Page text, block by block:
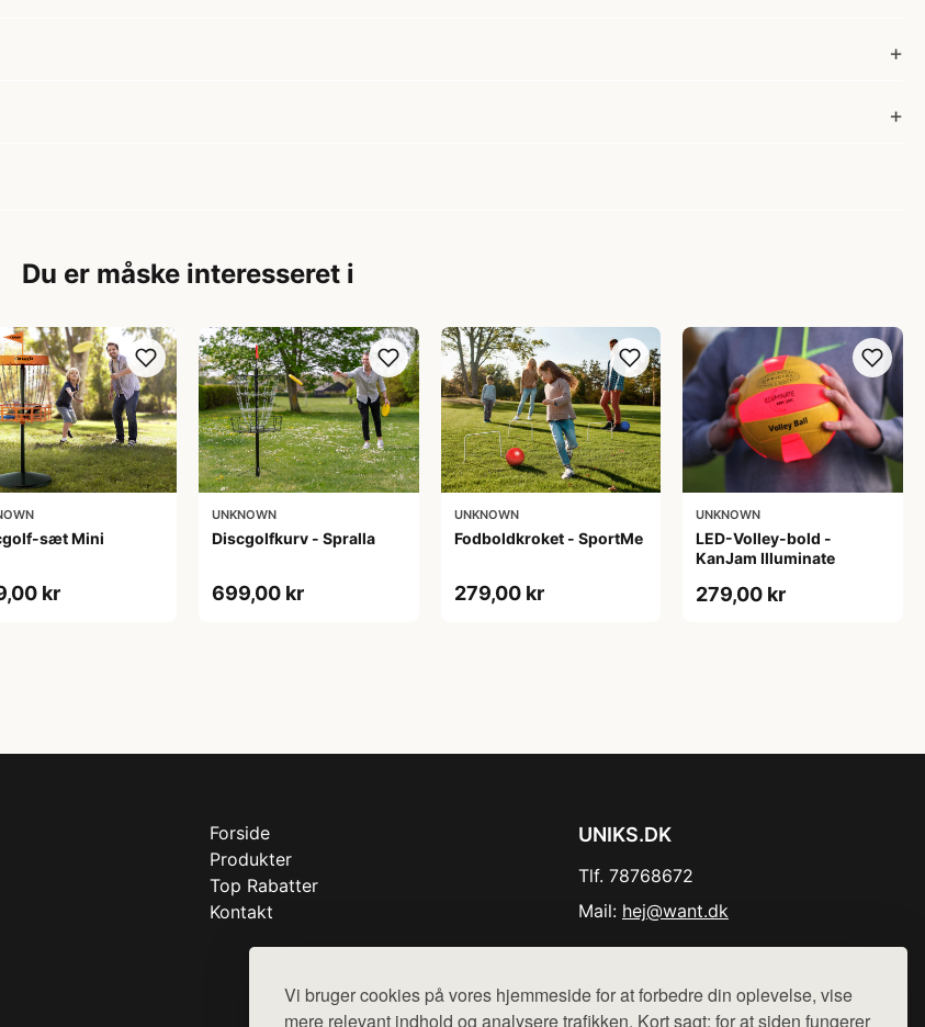
Vi bruger cookies på vores hjemmeside for at forbedre din oplevelse, vise
mere relevant indhold og analysere trafikken. Kort sagt: for at siden fungerer
Du er måske interesseret i
sæt Mini
kr
UNKNOWN
Discgolfkurv - Spralla
699,00 kr
UNKNOWN
Fodboldkroket - SportMe
279,00 kr
UNKNOWN
LED-Volley-bold -
KanJam Illuminate
279,00 kr
Forside
Produkter
Top Rabatter
Kontakt
UNIKS.DK
Tlf. 78768672
Mail: hej@want.dk